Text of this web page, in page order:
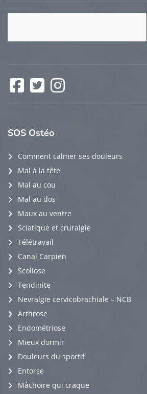
Facebook
SOS Ostéo
Comment calmer ses douleurs
Mal à la tête
Mal au cou
Mal au dos
Maux au ventre
Sciatique et cruralgie
Télétravail
Canal Carpien
Scoliose
Tendinite
Nevralgie cervicobrachiale – NCB
Arthrose
Endométriose
Mieux dormir
Douleurs du sportif
Entorse
Mâchoire qui craque